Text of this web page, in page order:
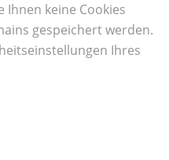
keine Cookies
gespeichert werden.
Ihres